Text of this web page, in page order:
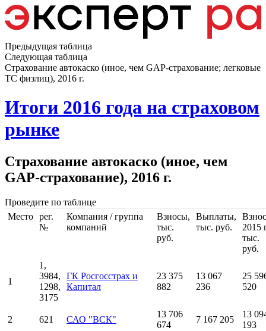
Предыдущая таблица
Следующая таблица
Страхование автокаско (иное, чем GAP-страхование; легковые
ТС физлиц), 2016 г.
Итоги 2016 года на страховом
рынке
Страхование автокаско (иное, чем
GAP-страхование), 2016 г.
Проведите по таблице
Место рег.
№
Компания / группа
компаний
Взносы,
тыс.
руб.
Выплаты,
тыс. руб.
2015
тыс.
руб.
1
1,
3984,
1298,
3175
ГК Росгосстрах и
Капитал
23 375
882
13 067
236
25
520
2 621 САО "ВСК"
13 706
674
7 167 205
13
193